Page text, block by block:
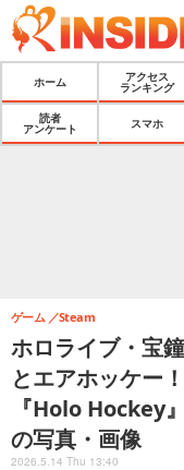
ホーム
アクセス
ランキング
読者
アンケート
スマホ
ホロライブ・宝
とエアホッケー
『Holo Hockey
の写真・画像
ゲーム Steam
2026.5.14 Thu 13:40